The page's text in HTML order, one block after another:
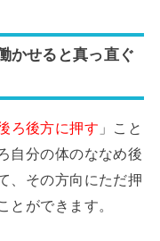
かせると真っ直ぐ
ろ後方に押す 」こと
自分の体のななめ後
、その方向にただ押
とができます。